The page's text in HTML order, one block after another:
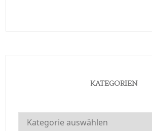
KATEGORIEN
Kategorien